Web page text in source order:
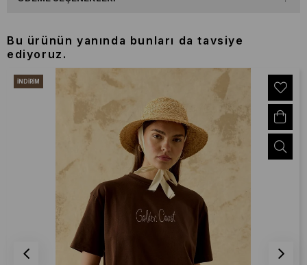
Bu ürünün yanında bunları da tavsiye
ediyoruz.
İNDIRIM